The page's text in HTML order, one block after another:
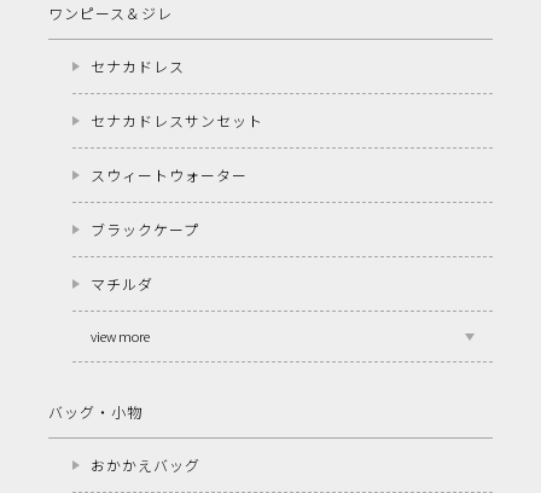
ワンピース＆ジレ
セナカドレス
セナカドレスサンセット
スウィートウォーター
ブラックケープ
マチルダ
view more
バッグ・小物
おかかえバッグ